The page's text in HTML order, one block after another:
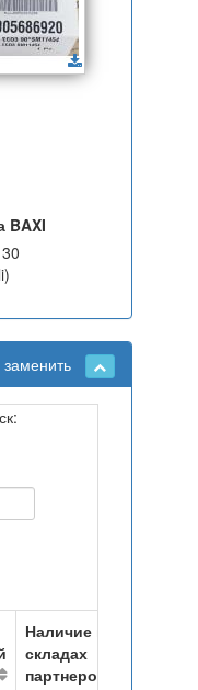
BAXI
Наличие на
складах
партнеров